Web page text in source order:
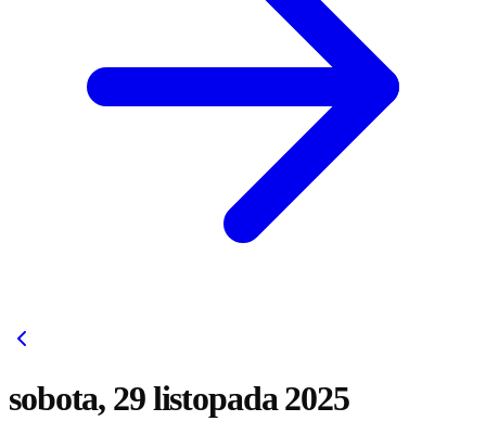
sobota, 29 listopada 2025